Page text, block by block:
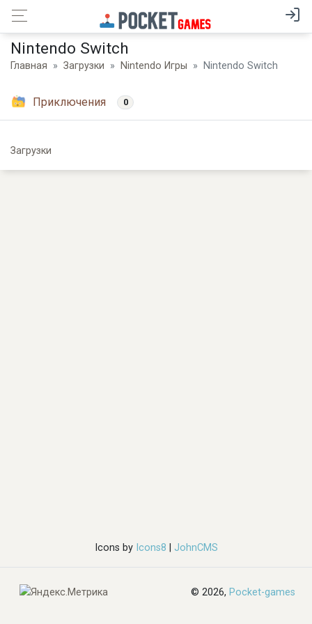
Nintendo Switch
Главная Загрузки Nintendo Игры Nintendo Switch
Приключения 0
Загрузки
Icons byIcons8 JohnCMS
© 2026, Pocket-games